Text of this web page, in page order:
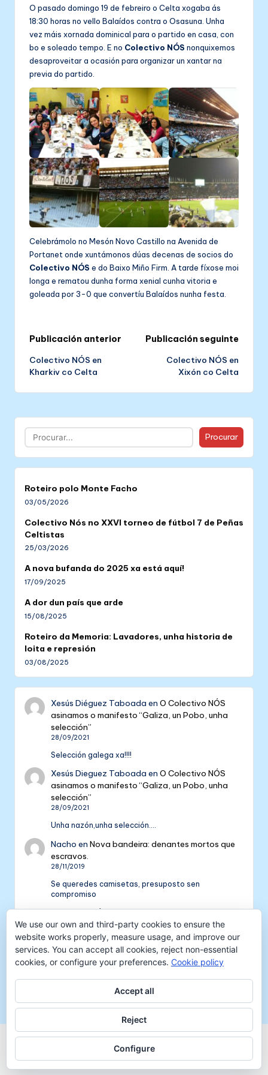
O pasado domingo 19 de febreiro o Celta xogaba ás
18:30 horas no vello Balaídos contra o Osasuna. Unha
vez máis xornada dominical para o partido en casa, con
bo e soleado tempo. E no Colectivo NÓS nonquixemos
desaproveitar a ocasión para organizar un xantar na
previa do partido.
Celebrámolo no Mesón Novo Castillo na Avenida de
Portanet onde xuntámonos dúas decenas de socios do
Colectivo NÓS e do Baixo Miño Firm. A tarde fíxose moi
longa e rematou dunha forma xenial cunha vitoria e
goleada por 3-0 que convertíu Balaídos nunha festa.
Post
navigation
Publicación anterior
Colectivo NÓS en
Kharkiv co Celta
Publicación seguinte
Colectivo NÓS en
Xixón co Celta
Buscar Procurar
Roteiro polo Monte Facho
03/05/2026
Colectivo Nós no XXVI torneo de fútbol 7 de Peñas
Celtistas
25/03/2026
A nova bufanda do 2025 xa está aquí!
17/09/2025
A dor dun país que arde
15/08/2025
Roteiro da Memoria: Lavadores, unha historia de
loita e represión
03/08/2025
Xesús Diéguez Taboada enO Colectivo NÓS
asinamos o manifesto “Galiza, un Pobo, unha
selección”
28/09/2021
Selección galega xa!!!!
Xesús Dieguez Taboada enO Colectivo NÓS
asinamos o manifesto “Galiza, un Pobo, unha
selección”
28/09/2021
Unha nazón,unha selección....
Nacho enNova bandeira: denantes mortos que
escravos.
28/11/2019
Se queredes camisetas, presuposto sen
compromiso
Colectivo NÓS: 5 anos de galeguismo e celtismo
| Colectivo NósenV Aniversario do Colectivo
NÓS
16/09/2018
[…] mil tempadas máis. E por iso convidámosvos a
Colectivo NÓS
Protección de datos
We use our own and third-party cookies to ensure the
website works properly, measure usage, and improve our
services. You can accept all cookies, reject non-essential
cookies, or configure your preferences. Cookie policy
Accept all
Reject
Configure